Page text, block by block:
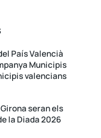
País Valencià
Municipis
valencians
seran els
la Diada 2026